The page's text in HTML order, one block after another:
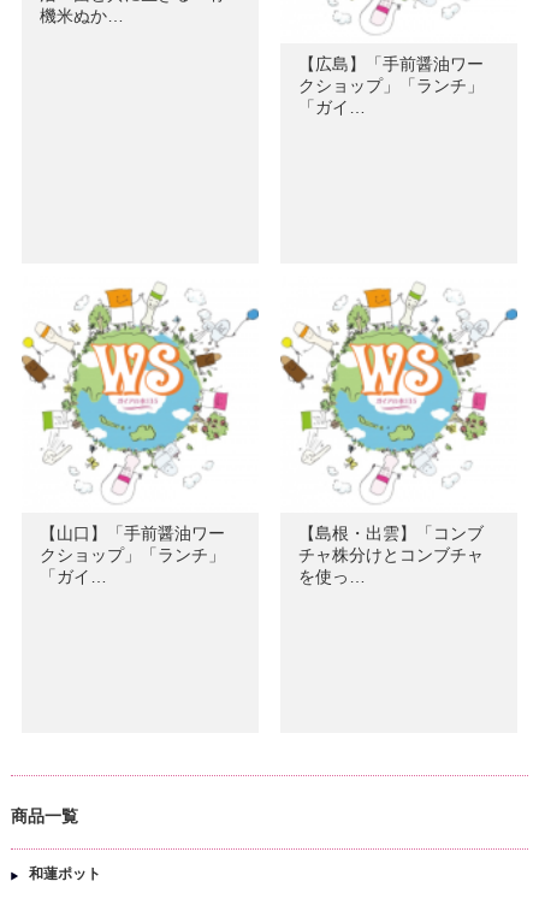
機米ぬか…
【広島】「手前醤油ワー
クショップ」「ランチ」
「ガイ…
【山口】「手前醤油ワー
クショップ」「ランチ」
「ガイ…
【島根・出雲】「コンブ
チャ株分けとコンブチャ
を使っ…
商品一覧
和蓮ポット